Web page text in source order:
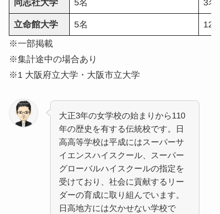
同志社大学 5名 3名
立命館大学 5名
12
※一部掲載
※集計途中の場合あり
※1 大阪府立大学・大阪市立大学
大正3年の女学校の始まりから110
年の歴史を有する伝統校です。日
高高等学校は平成にはスーパーサ
イエンスハイスクール、スーパー
グローバルハイスクールの指定を
受けており、社会に貢献するリー
ダーの育成に取り組んでいます。
日高地方には欠かせない学校で